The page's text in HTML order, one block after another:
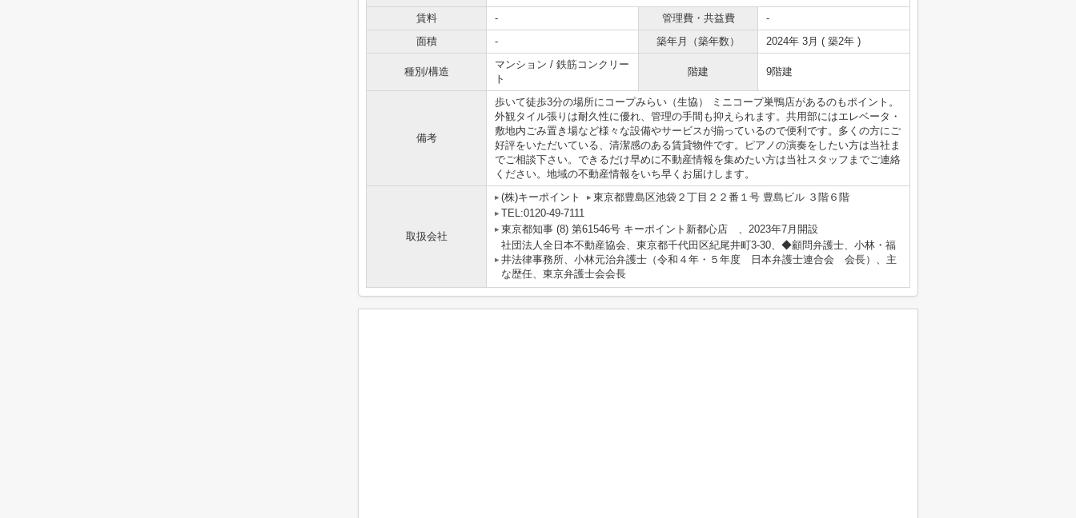
賃料 - 管理費・共益費
-
面積
- 築年月（築年数） 2024年 3月 ( 築2年 )
種別/構造
マンション / 鉄筋コンクリー
ト
階建 9階建
備考
歩いて徒歩3分の場所にコープみらい（生協） ミニコープ巣鴨店があるのもポイント。
外観タイル張りは耐久性に優れ、管理の手間も抑えられます。共用部にはエレベータ・
敷地内ごみ置き場など様々な設備やサービスが揃っているので便利です。多くの方にご
好評をいただいている、清潔感のある賃貸物件です。ピアノの演奏をしたい方は当社ま
でご相談下さい。できるだけ早めに不動産情報を集めたい方は当社スタッフまでご連絡
ください。地域の不動産情報をいち早くお届けします。
取扱会社
(株)キーポイント
東京都豊島区池袋２丁目２２番１号 豊島ビル ３階６階
TEL:0120-49-7111
東京都知事 (8) 第61546号 キーポイント新都心店 、2023年7月開設
社団法人全日本不動産協会、東京都千代田区紀尾井町3-30、◆顧問弁護士、小林・福
井法律事務所、小林元治弁護士（令和４年・５年度 日本弁護士連合会 会長）、主
な歴任、東京弁護士会会長